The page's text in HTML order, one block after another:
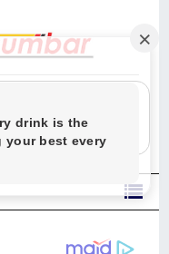
berselawat untuk Nabi.
kamu untuk Nabi dan
kepadanya." (Qs. Al